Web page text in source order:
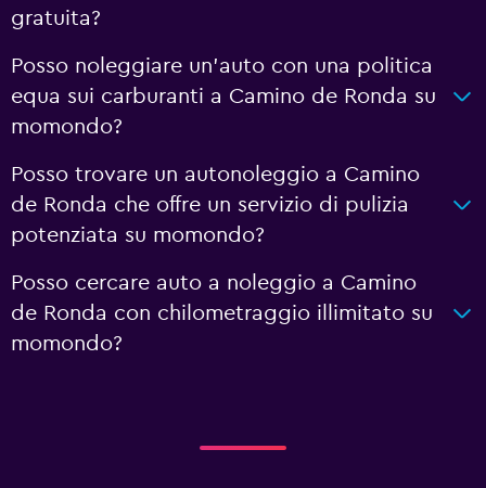
gratuita?
Posso noleggiare un'auto con una politica
equa sui carburanti a Camino de Ronda su
momondo?
Posso trovare un autonoleggio a Camino
de Ronda che offre un servizio di pulizia
potenziata su momondo?
Posso cercare auto a noleggio a Camino
de Ronda con chilometraggio illimitato su
momondo?